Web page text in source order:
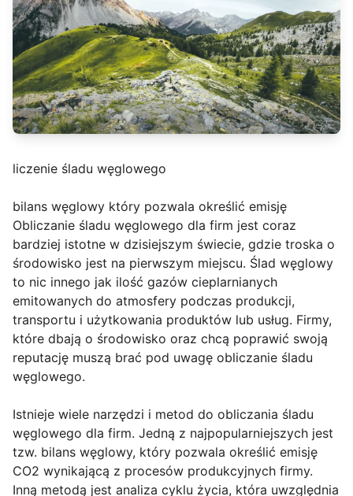
liczenie śladu węglowego
bilans węglowy który pozwala określić emisję
Obliczanie śladu węglowego dla firm jest coraz
bardziej istotne w dzisiejszym świecie, gdzie troska o
środowisko jest na pierwszym miejscu. Ślad węglowy
to nic innego jak ilość gazów cieplarnianych
emitowanych do atmosfery podczas produkcji,
transportu i użytkowania produktów lub usług. Firmy,
które dbają o środowisko oraz chcą poprawić swoją
reputację muszą brać pod uwagę obliczanie śladu
węglowego.
Istnieje wiele narzędzi i metod do obliczania śladu
węglowego dla firm. Jedną z najpopularniejszych jest
tzw. bilans węglowy, który pozwala określić emisję
CO2 wynikającą z procesów produkcyjnych firmy.
Inną metodą jest analiza cyklu życia, która uwzględnia